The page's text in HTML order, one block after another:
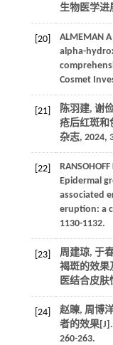
生物医学进
[20]
ALMEMAN
alpha-
Cosmet
[21]
陈羽建, 谢
疮后红斑和
杂志, 2024,
[22]
Epidermal
associated
eruption: a
1130-1132.
[23]
周建琼, 于
褐斑的效果
医结合皮肤
[24]
赵暕, 周博
者的效果
260-263.